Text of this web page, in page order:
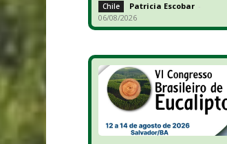
Chile Patricia Escobar -
06/08/2026